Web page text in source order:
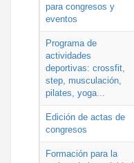
para congresos y
eventos
Programa de
actividades
deportivas: crossfit,
step, musculación,
pilates, yoga...
Edición de actas de
congresos
Formación para la